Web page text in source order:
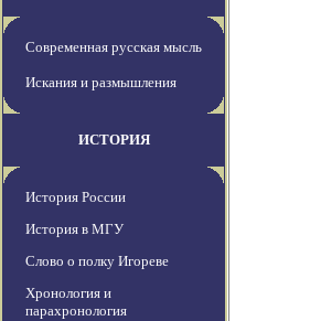
Современная русская мысль
Искания и размышления
ИСТОРИЯ
История России
История в МГУ
Слово о полку Игореве
Хронология и
парахронология